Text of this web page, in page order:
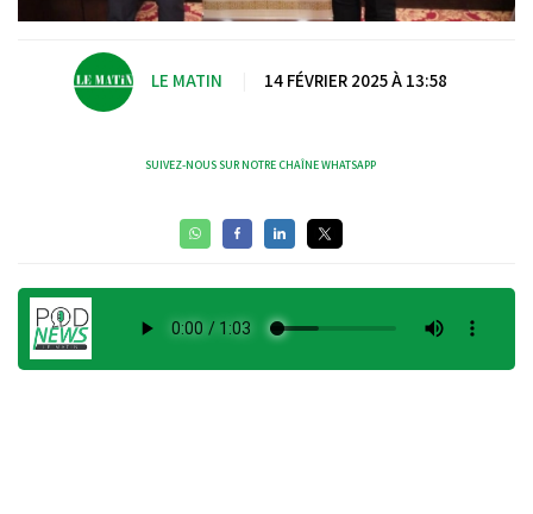
LE MATIN 14 FÉVRIER 2025 À 13:58
SUIVEZ-NOUS SUR NOTRE CHAÎNE WHATSAPP